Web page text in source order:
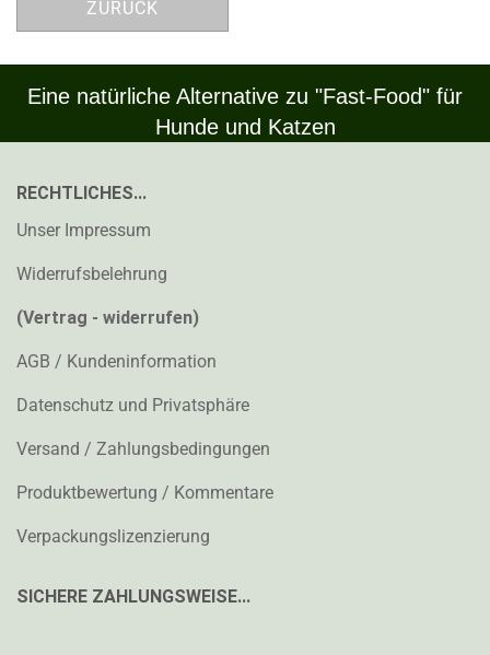
ZURÜCK
Eine natürliche Alternative zu "Fast-Food" für
Hunde und Katzen
RECHTLICHES...
Unser Impressum
Widerrufsbelehrung
(Vertrag - widerrufen)
AGB / Kundeninformation
Datenschutz und Privatsphäre
Versand / Zahlungsbedingungen
Produktbewertung / Kommentare
Verpackungslizenzierung
SICHERE ZAHLUNGSWEISE...